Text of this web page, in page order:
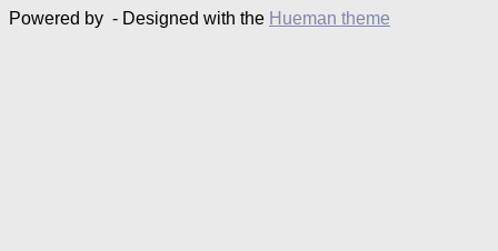
Powered by - Designed with the Hueman theme